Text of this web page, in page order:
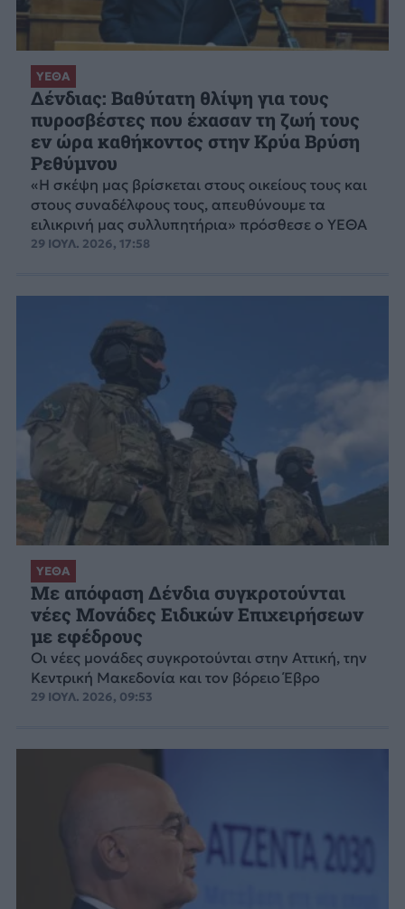
ΥΕΘΑ
Δένδιας: Βαθύτατη θλίψη για τους
πυροσβέστες που έχασαν τη ζωή τους
εν ώρα καθήκοντος στην Κρύα Βρύση
Ρεθύμνου
«Η σκέψη μας βρίσκεται στους οικείους τους και
στους συναδέλφους τους, απευθύνουμε τα
ειλικρινή μας συλλυπητήρια» πρόσθεσε ο ΥΕΘΑ
29 ΙΟΥΛ. 2026, 17:58
ΥΕΘΑ
Με απόφαση Δένδια συγκροτούνται
νέες Μονάδες Ειδικών Επιχειρήσεων
με εφέδρους
Οι νέες μονάδες συγκροτούνται στην Αττική, την
Κεντρική Μακεδονία και τον βόρειο Έβρο
29 ΙΟΥΛ. 2026, 09:53